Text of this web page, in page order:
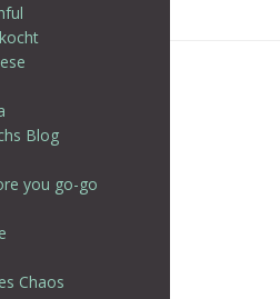
Blog
you go-go
Chaos